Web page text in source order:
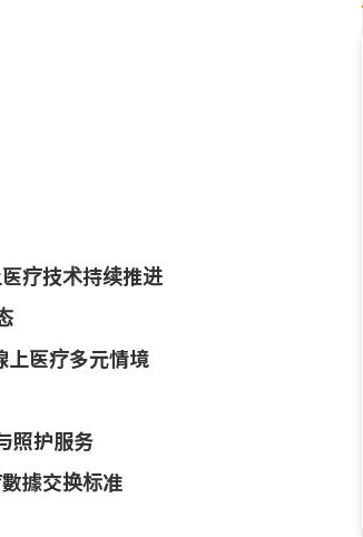
疗技术持续推进
上医疗多元情境
照护服务
據交换标准